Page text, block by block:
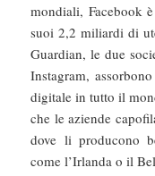
mondiali, Facebook
suoi 2,2 miliardi di
Guardian, le due
Instagram,
digitale in tutto il
che le aziende
dove li producono
come l’Irlanda o il